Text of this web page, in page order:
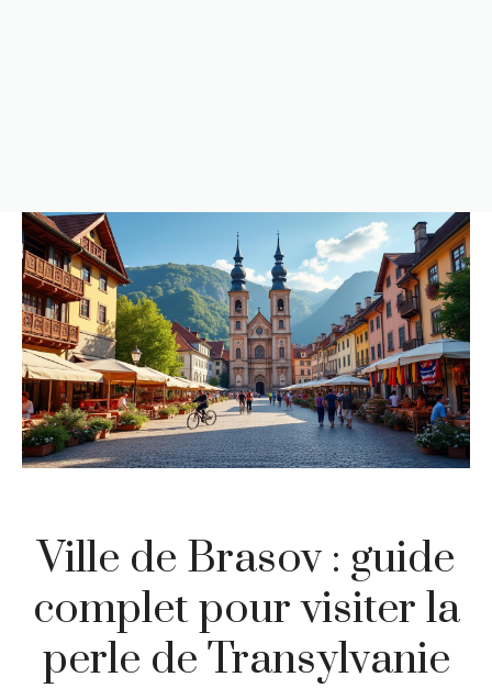
Ville de Brasov : guide
complet pour visiter la
perle de Transylvanie